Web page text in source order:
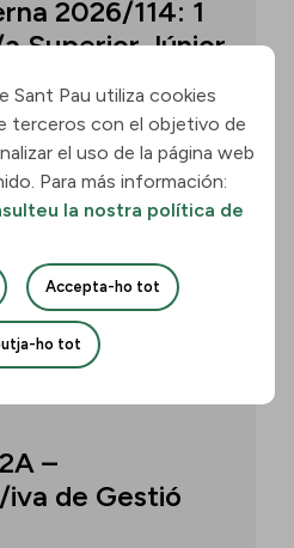
2026/114: 1
Superior Júnior
un/a T4A - Tècnic/a
Neurobiologia de
Aphasia &
Lab. Termini: 11
h.
Uneix-te
–
de Gestió
Sant Pau utiliza cookies
terceros con el objetivo de
el uso de la página web
Para más información:
la nostra política de
Accepta-ho tot
ho tot